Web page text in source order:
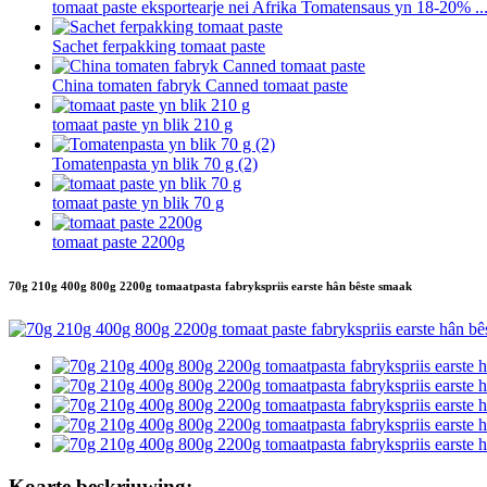
tomaat paste eksportearje nei Afrika Tomatensaus yn 18-20% ...
Sachet ferpakking tomaat paste
China tomaten fabryk Canned tomaat paste
tomaat paste yn blik 210 g
Tomatenpasta yn blik 70 g (2)
tomaat paste yn blik 70 g
tomaat paste 2200g
70g 210g 400g 800g 2200g tomaatpasta fabrykspriis earste hân bêste smaak